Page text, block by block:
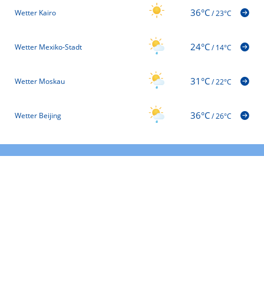
Wetter Kairo 36°C/23°C
Wetter Mexiko-Stadt 24°C/14°C
Wetter Moskau 31°C/22°C
Wetter Beijing 36°C/26°C